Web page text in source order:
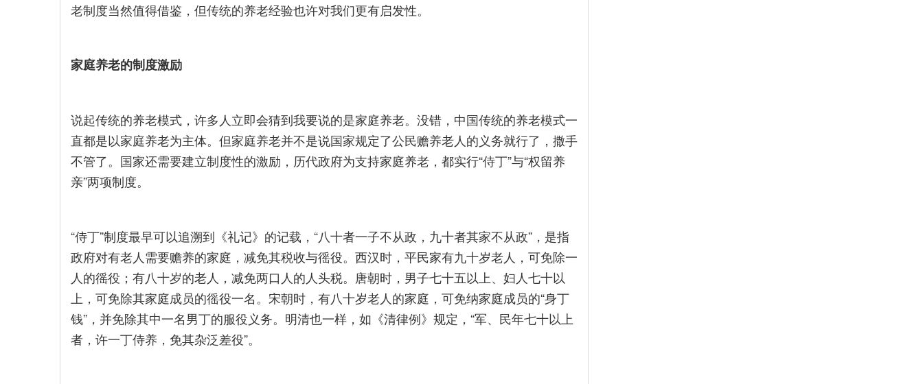
老制度当然值得借鉴，但传统的养老经验也许对我们更有启发性。
家庭养老的制度激励
说起传统的养老模式，许多人立即会猜到我要说的是家庭养老。没错，中国传统的养老模式一
直都是以家庭养老为主体。但家庭养老并不是说国家规定了公民赡养老人的义务就行了，撒手
不管了。国家还需要建立制度性的激励，历代政府为支持家庭养老，都实行“侍丁”与“权留养
亲”两项制度。
“侍丁”制度最早可以追溯到《礼记》的记载，“八十者一子不从政，九十者其家不从政”，是指
政府对有老人需要赡养的家庭，减免其税收与徭役。西汉时，平民家有九十岁老人，可免除一
人的徭役；有八十岁的老人，减免两口人的人头税。唐朝时，男子七十五以上、妇人七十以
上，可免除其家庭成员的徭役一名。宋朝时，有八十岁老人的家庭，可免纳家庭成员的“身丁
钱”，并免除其中一名男丁的服役义务。明清也一样，如《清律例》规定，“军、民年七十以上
者，许一丁侍养，免其杂泛差役”。